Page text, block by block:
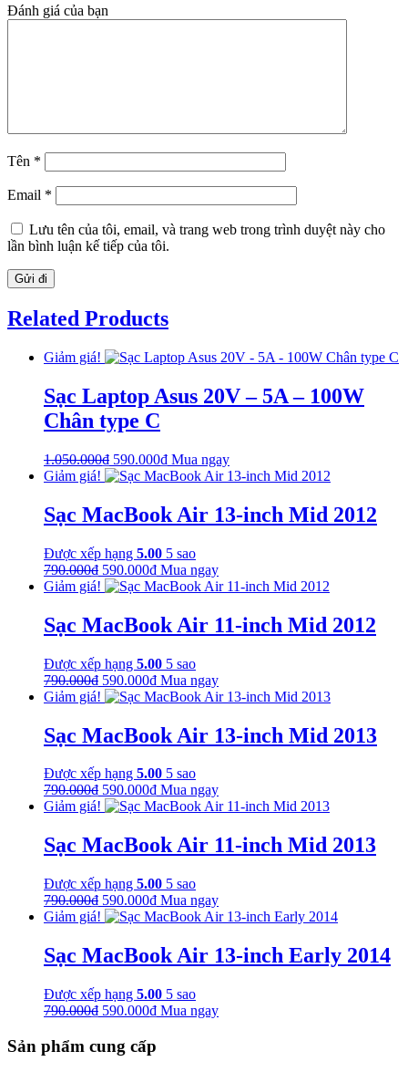
Đánh giá của bạn
Tên *
Email *
Lưu tên của tôi, email, và trang web trong trình duyệt này cho
lần bình luận kế tiếp của tôi.
Related Products
Giảm giá!
Sạc Laptop Asus 20V – 5A – 100W
Chân type C
1.050.000₫ Giá
gốc
1.050.000₫.
590.000₫Giá
hiện
590.000₫.
Mua ngay
Giảm giá!
Sạc MacBook Air 13-inch Mid 2012
Được xếp hạng 5.00 5 sao
790.000₫ Giá
gốc
790.000₫.
590.000₫Giá
hiện
là:
590.000₫.
Mua ngay
Giảm giá!
Sạc MacBook Air 11-inch Mid 2012
Được xếp hạng 5.00 5 sao
790.000₫ Giá
gốc
790.000₫.
590.000₫Giá
hiện
là:
590.000₫.
Mua ngay
Giảm giá!
Sạc MacBook Air 13-inch Mid 2013
Được xếp hạng 5.00 5 sao
790.000₫ Giá
gốc
790.000₫.
590.000₫Giá
hiện
là:
590.000₫.
Mua ngay
Giảm giá!
Sạc MacBook Air 11-inch Mid 2013
Được xếp hạng 5.00 5 sao
790.000₫ Giá
gốc
790.000₫.
590.000₫Giá
hiện
là:
590.000₫.
Mua ngay
Giảm giá!
Sạc MacBook Air 13-inch Early 2014
Được xếp hạng 5.00 5 sao
790.000₫ Giá
là:
790.000₫.
590.000₫Giá
Mua ngay
Sản phẩm cung cấp